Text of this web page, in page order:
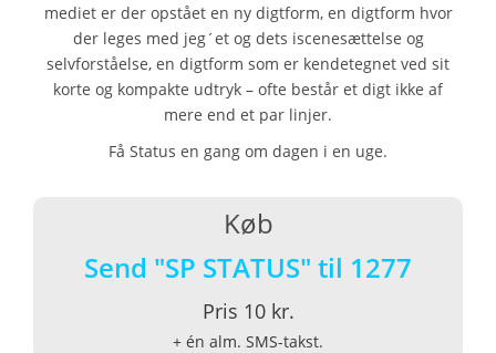
mediet er der opstået en ny digtform, en digtform hvor
der leges med jeg´et og dets iscenesættelse og
selvforståelse, en digtform som er kendetegnet ved sit
korte og kompakte udtryk – ofte består et digt ikke af
mere end et par linjer.
Få Status en gang om dagen i en uge.
Køb
Send "SP STATUS" til 1277
Pris 10 kr.
+ én alm. SMS-takst.